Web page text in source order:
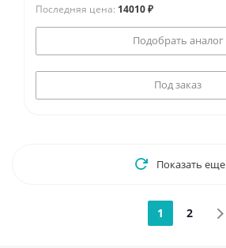
Последняя цена: 14010 ₽
Подобрать аналог
Под заказ
Показать еще
1 2